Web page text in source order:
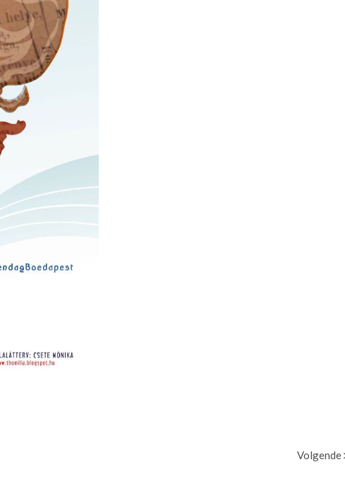
Volgende